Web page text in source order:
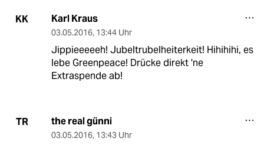
KK Karl Kraus
03.05.2016, 13:44 Uhr
Jippieeeeeh! Jubeltrubelheiterkeit! Hihihihi, es
lebe Greenpeace! Drücke direkt 'ne
Extraspende ab!
TR the real günni
03.05.2016, 13:43 Uhr